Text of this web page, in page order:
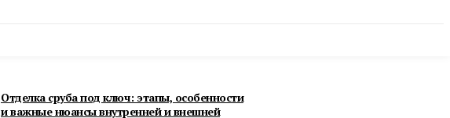
Отделка сруба под ключ: этапы, особенности
и важные нюансы внутренней и внешней